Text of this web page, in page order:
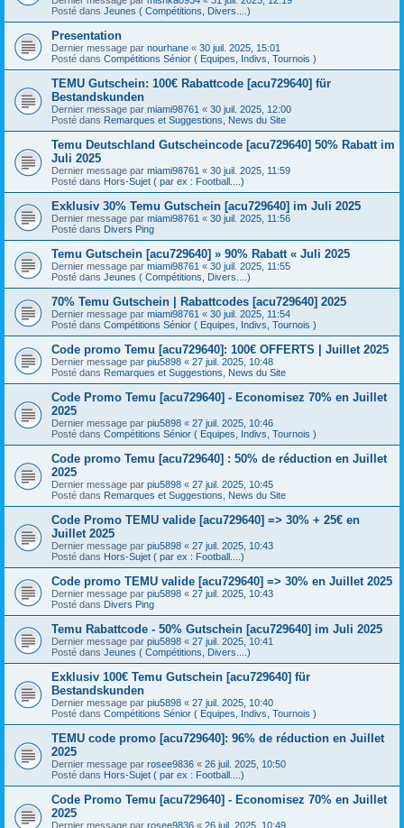
Posté dans Jeunes ( Compétitions, Divers....)
Presentation
Dernier message par nourhane « 30 juil. 2025, 15:01
Posté dans Compétitions Sénior ( Equipes, Indivs, Tournois )
TEMU Gutschein: 100€ Rabattcode [acu729640] für
Bestandskunden
Dernier message par miami98761 « 30 juil. 2025, 12:00
Posté dans Remarques et Suggestions, News du Site
Temu Deutschland Gutscheincode [acu729640] 50% Rabatt im
Juli 2025
Dernier message par miami98761 « 30 juil. 2025, 11:59
Posté dans Hors-Sujet ( par ex : Football....)
Exklusiv 30% Temu Gutschein [acu729640] im Juli 2025
Dernier message par miami98761 « 30 juil. 2025, 11:56
Posté dans Divers Ping
Temu Gutschein [acu729640] » 90% Rabatt « Juli 2025
Dernier message par miami98761 « 30 juil. 2025, 11:55
Posté dans Jeunes ( Compétitions, Divers....)
70% Temu Gutschein | Rabattcodes [acu729640] 2025
Dernier message par miami98761 « 30 juil. 2025, 11:54
Posté dans Compétitions Sénior ( Equipes, Indivs, Tournois )
Code promo Temu [acu729640]: 100€ OFFERTS | Juillet 2025
Dernier message par piu5898 « 27 juil. 2025, 10:48
Posté dans Remarques et Suggestions, News du Site
Code Promo Temu [acu729640] - Economisez 70% en Juillet
2025
Dernier message par piu5898 « 27 juil. 2025, 10:46
Posté dans Compétitions Sénior ( Equipes, Indivs, Tournois )
Code promo Temu [acu729640] : 50% de réduction en Juillet
2025
Dernier message par piu5898 « 27 juil. 2025, 10:45
Posté dans Remarques et Suggestions, News du Site
Code Promo TEMU valide [acu729640] => 30% + 25€ en
Juillet 2025
Dernier message par piu5898 « 27 juil. 2025, 10:43
Posté dans Hors-Sujet ( par ex : Football....)
Code promo TEMU valide [acu729640] => 30% en Juillet 2025
Dernier message par piu5898 « 27 juil. 2025, 10:43
Posté dans Divers Ping
Temu Rabattcode - 50% Gutschein [acu729640] im Juli 2025
Dernier message par piu5898 « 27 juil. 2025, 10:41
Posté dans Jeunes ( Compétitions, Divers....)
Exklusiv 100€ Temu Gutschein [acu729640] für
Bestandskunden
Dernier message par piu5898 « 27 juil. 2025, 10:40
Posté dans Compétitions Sénior ( Equipes, Indivs, Tournois )
TEMU code promo [acu729640]: 96% de réduction en Juillet
2025
Dernier message par rosee9836 « 26 juil. 2025, 10:50
Posté dans Hors-Sujet ( par ex : Football....)
Code Promo Temu [acu729640] - Economisez 70% en Juillet
2025
Dernier message par rosee9836 « 26 juil. 2025, 10:49